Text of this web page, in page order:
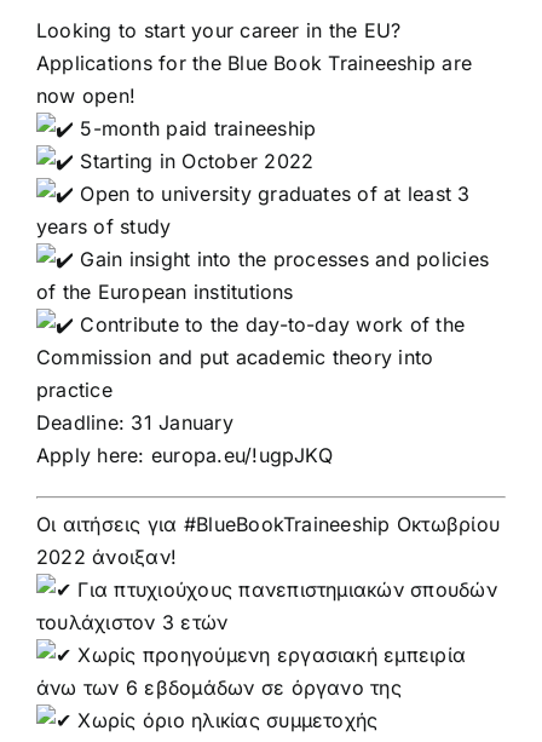
Looking to start your career in the EU?
Applications for the Blue Book Traineeship are
now open!
5-month paid traineeship
Starting in October 2022
Open to university graduates of at least 3
years of study
Gain insight into the processes and policies
of the European institutions
Contribute to the day-to-day work of the
Commission and put academic theory into
practice
Deadline: 31 January
Apply here: europa.eu/!ugpJKQ
Οι αιτήσεις για #BlueBookTraineeship Οκτωβρίου
2022 άνοιξαν!
Για πτυχιούχους πανεπιστημιακών σπουδών
τουλάχιστον 3 ετών
Χωρίς προηγούμενη εργασιακή εμπειρία
άνω των 6 εβδομάδων σε όργανο της
Χωρίς όριο ηλικίας συμμετοχής